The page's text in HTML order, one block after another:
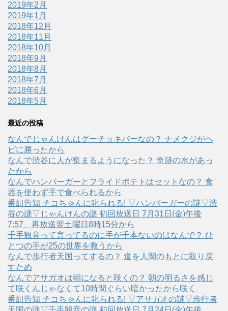
2019年2月
2019年1月
2018年12月
2018年11月
2018年10月
2018年9月
2018年8月
2018年7月
2018年6月
2018年5月
最近の投稿
なんでじゃんけんはグーチョキパーなの？ ナメクジがヘ
ビに勝ったから
なんで渋谷に人が集まるようになった？ 奇跡の水があっ
たから
なんでハンバーガーとフライドポテトはセットなの？ 食
器を使わず手で食べられるから
番組告知 チコちゃんに叱られる! ▽ハンバーガーの謎▽渋
谷の謎▽じゃんけんの謎 初回放送日 7月31日(金)午後
7:57、再放送翌土曜日8時15分から
千手観音って言ってるのに手が千本ないのはなんで？ ひ
とつの手が25の世界を救うから
なんで歩行者天国ってするの？ 道を人間のもとに取り戻
すため
なんでアサガオは朝になると咲くの？ 朝の明るさを感じ
て咲くんじゃなくて10時間ぐらい暗かったから咲く
番組告知 チコちゃんに叱られる! ▽アサガオの謎▽歩行者